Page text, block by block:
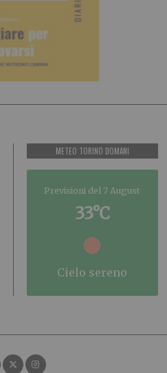
METEO TORINO DOMANI
Previsioni del 7 August
33°C
cielo sereno